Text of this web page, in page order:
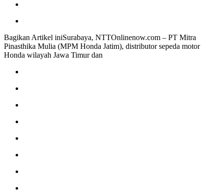
Bagikan Artikel iniSurabaya, NTTOnlinenow.com – PT Mitra
Pinasthika Mulia (MPM Honda Jatim), distributor sepeda motor
Honda wilayah Jawa Timur dan